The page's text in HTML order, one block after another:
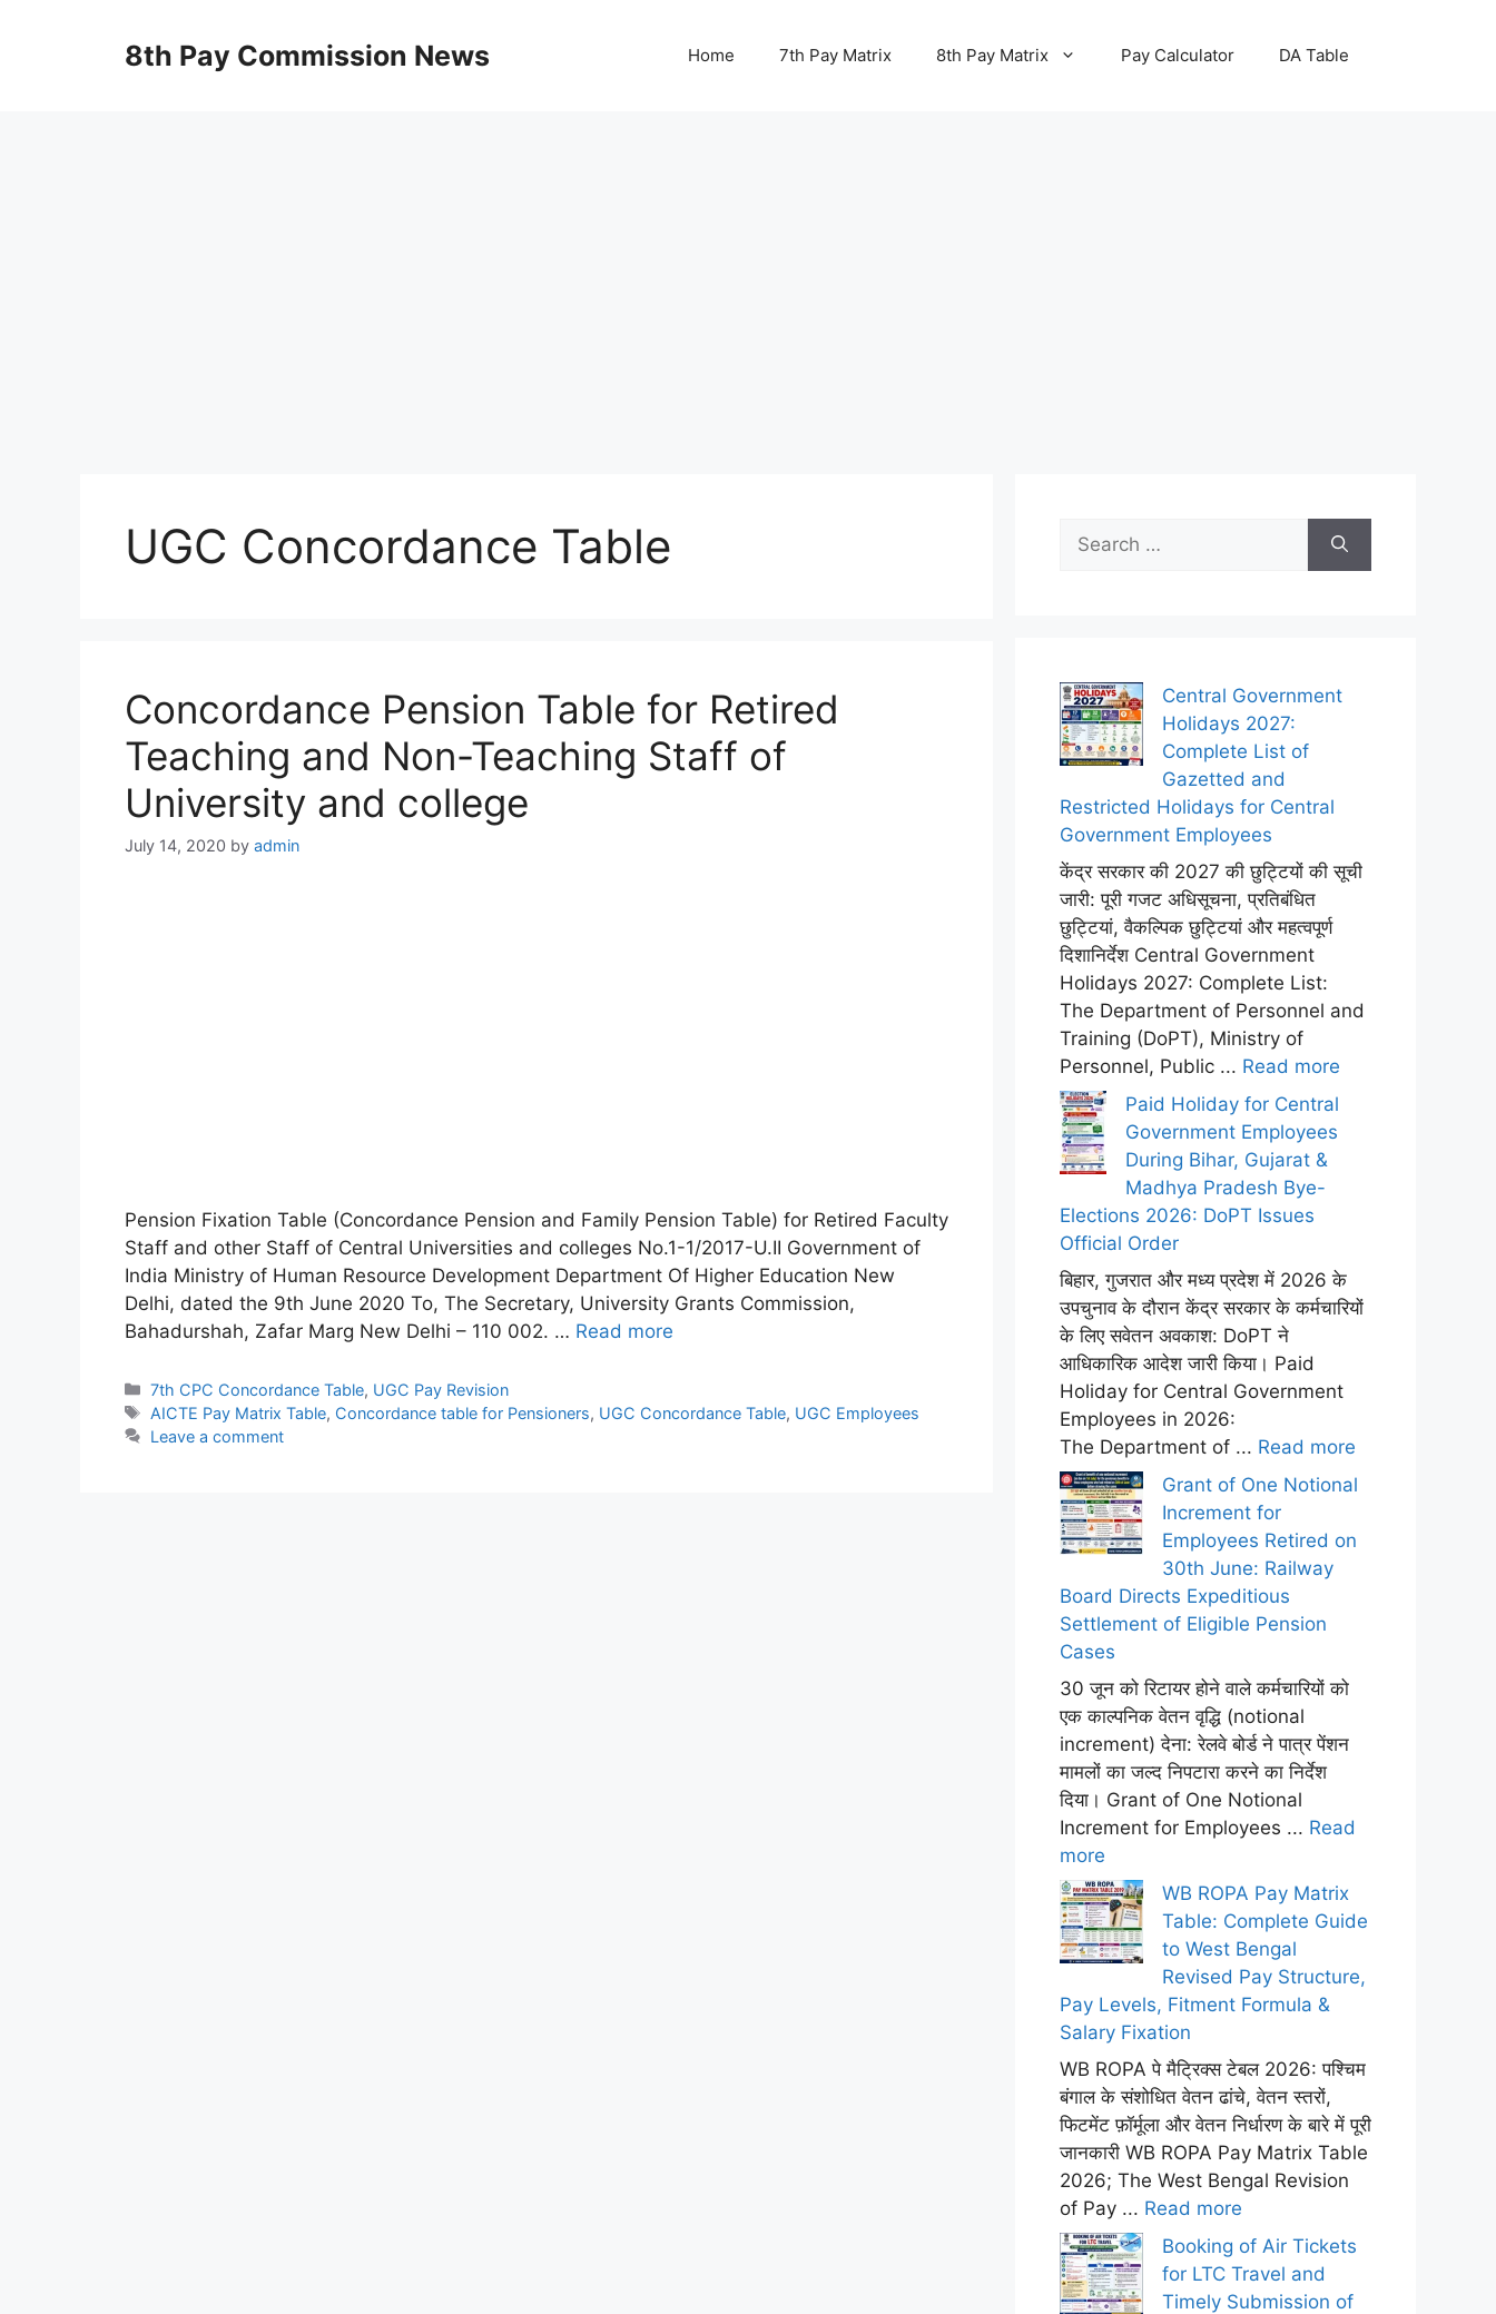
8th Pay Commission News Home 7th Pay Matrix 8th Pay Matrix Pay Calculator DA Table
UGC Concordance Table
Concordance Pension Table for Retired
Teaching and Non-Teaching Staff of
University and college
July 14, 2020 by admin
Pension Fixation Table (Concordance Pension and Family Pension Table) for Retired Faculty
Staff and other Staff of Central Universities and colleges No.1-1/2017-U.II Government of
India Ministry of Human Resource Development Department Of Higher Education New
Delhi, dated the 9th June 2020 To, The Secretary, University Grants Commission,
Bahadurshah, Zafar Marg New Delhi – 110 002. … Read more
Categories
7th CPC Concordance Table, UGC Pay Revision
Tags
AICTE Pay Matrix Table, Concordance table for Pensioners, UGC Concordance Table, UGC Employees
Leave a comment
for:
Central Government
Holidays 2027:
Complete List of
Gazetted and
Restricted Holidays for Central
Government Employees
केंद्र सरकार की 2027 की छुट्टियों की सूची
जारी: पूरी गजट अधिसूचना, प्रतिबंधित
छुट्टियां, वैकल्पिक छुट्टियां और महत्वपूर्ण
दिशानिर्देश Central Government
Holidays 2027: Complete List:
The Department of Personnel and
Training (DoPT), Ministry of
Personnel, Public ... Read more
Paid Holiday for Central
Government Employees
During Bihar, Gujarat &
Madhya Pradesh Bye-
Elections 2026: DoPT Issues
Official Order
बिहार, गुजरात और मध्य प्रदेश में 2026 के
उपचुनाव के दौरान केंद्र सरकार के कर्मचारियों
के लिए सवेतन अवकाश: DoPT ने
आधिकारिक आदेश जारी किया। Paid
Holiday for Central Government
Employees in 2026:
The Department of ... Read more
Grant of One Notional
Increment for
Employees Retired on
30th June: Railway
Board Directs Expeditious
Settlement of Eligible Pension
Cases
30 जून को रिटायर होने वाले कर्मचारियों को
एक काल्पनिक वेतन वृद्धि (notional
increment) देना: रेलवे बोर्ड ने पात्र पेंशन
मामलों का जल्द निपटारा करने का निर्देश
दिया। Grant of One Notional
Increment for Employees ... Read
more
WB ROPA Pay Matrix
Table: Complete Guide
to West Bengal
Revised Pay Structure,
Pay Levels, Fitment Formula &
Salary Fixation
WB ROPA पे मैट्रिक्स टेबल 2026: पश्चिम
बंगाल के संशोधित वेतन ढांचे, वेतन स्तरों,
फिटमेंट फ़ॉर्मूला और वेतन निर्धारण के बारे में पूरी
जानकारी WB ROPA Pay Matrix Table
2026; The West Bengal Revision
of Pay ... Read more
Booking of Air Tickets
for LTC Travel and
Timely Submission of